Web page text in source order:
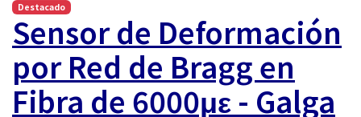
Destacado
Sensor de Deformación
por Red de Bragg en
Fibra de 6000με - Galga